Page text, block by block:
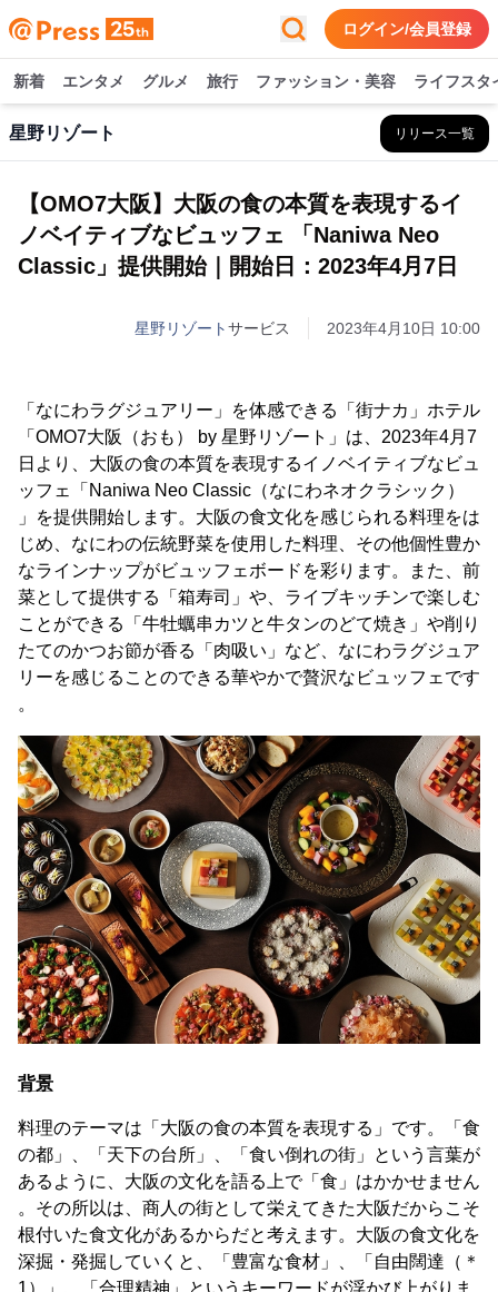
ログイン/会員登録
新着 エンタメ グルメ 旅行 ファッション・美容 ライフスタ
星野リゾート リリース一覧
【OMO7大阪】大阪の食の本質を表現するイ
ノベイティブなビュッフェ 「Naniwa Neo
Classic」提供開始｜開始日：2023年4月7日
星野リゾートサービス 2023年4月10日 10:00
「なにわラグジュアリー」を体感できる「街ナカ」ホテル
「OMO7大阪（おも） by 星野リゾート」は、2023年4月7
日より、大阪の食の本質を表現するイノベイティブなビュ
ッフェ「Naniwa Neo Classic（なにわネオクラシック）
」を提供開始します。大阪の食文化を感じられる料理をは
じめ、なにわの伝統野菜を使用した料理、その他個性豊か
なラインナップがビュッフェボードを彩ります。また、前
菜として提供する「箱寿司」や、ライブキッチンで楽しむ
ことができる「牛牡蠣串カツと牛タンのどて焼き」や削り
たてのかつお節が香る「肉吸い」など、なにわラグジュア
リーを感じることのできる華やかで贅沢なビュッフェです
。
背景
料理のテーマは「大阪の食の本質を表現する」です。「食
の都」、「天下の台所」、「食い倒れの街」という言葉が
あるように、大阪の文化を語る上で「食」はかかせません
。その所以は、商人の街として栄えてきた大阪だからこそ
根付いた食文化があるからだと考えます。大阪の食文化を
深掘・発掘していくと、「豊富な食材」、「自由闊達（＊